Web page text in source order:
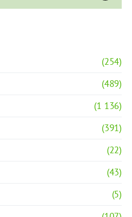
(254)
(489)
(1 136)
(391)
(22)
(43)
(5)